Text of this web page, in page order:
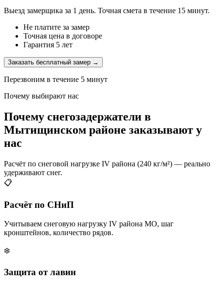
Выезд замерщика за 1 день. Точная смета в течение 15 минут.
Не платите за замер
Точная цена в договоре
Гарантия 5 лет
Заказать бесплатный замер →
Перезвоним в течение 5 минут
Почему выбирают нас
Почему снегозадержатели в
Мытищинском районе заказывают у
нас
Расчёт по снеговой нагрузке IV района (240 кг/м²) — реально
удерживают снег.
📋
Расчёт по СНиП
Учитываем снеговую нагрузку IV района МО, шаг
кронштейнов, количество рядов.
❄️
Защита от лавин